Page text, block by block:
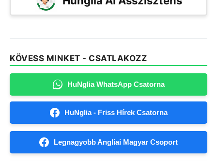
KÖVESS MINKET - CSATLAKOZZ
HuNglia WhatsApp Csatorna
HuNglia - Friss Hírek Csatorna
Legnagyobb Angliai Magyar Csoport